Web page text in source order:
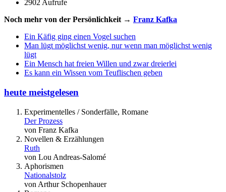
2902 Aufrufe
Noch mehr von der Persönlichkeit → Franz Kafka
Ein Käfig ging einen Vogel suchen
Man lügt möglichst wenig, nur wenn man möglichst wenig
lügt
Ein Mensch hat freien Willen und zwar dreierlei
Es kann ein Wissen vom Teuflischen geben
heute meistgelesen
Experimentelles / Sonderfälle, Romane
Der Prozess
von Franz Kafka
Novellen & Erzählungen
Ruth
von Lou Andreas-Salomé
Aphorismen
Nationalstolz
von Arthur Schopenhauer